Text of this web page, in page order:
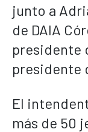
junto a
de DAIA
presidente
presidente
El
más de 50